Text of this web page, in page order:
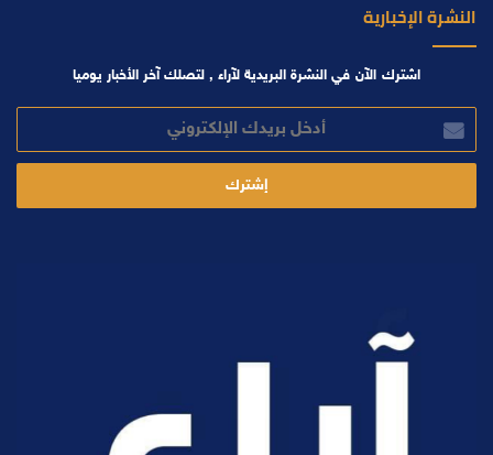
النشرة الإخبارية
اشترك الآن في النشرة البريدية لآراء , لتصلك آخر الأخبار يوميا
بريدك
الإلكتروني